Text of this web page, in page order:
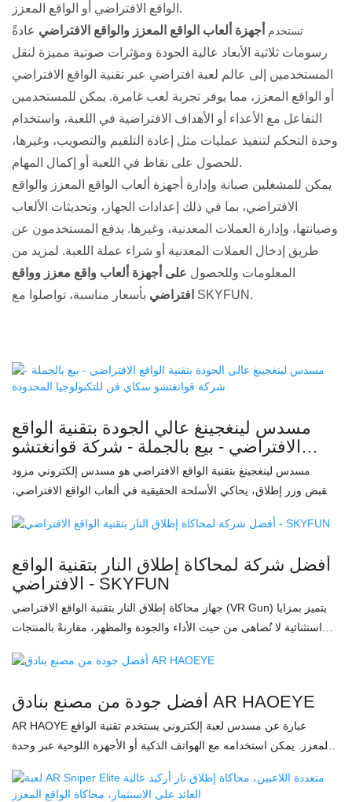
الواقع الافتراضي أو الواقع المعزز.
تستخدم أجهزة ألعاب الواقع المعزز والواقع الافتراضي عادةً
رسومات ثلاثية الأبعاد عالية الجودة ومؤثرات صوتية مميزة لنقل
المستخدمين إلى عالم لعبة افتراضي عبر تقنية الواقع الافتراضي
أو الواقع المعزز، مما يوفر تجربة لعب غامرة. يمكن للمستخدمين
التفاعل مع الأعداء أو الأهداف الافتراضية في اللعبة، واستخدام
وحدة التحكم لتنفيذ عمليات مثل إعادة التلقيم والتصويب، وغيرها،
للحصول على نقاط في اللعبة أو إكمال المهام.
يمكن للمشغلين صيانة وإدارة أجهزة ألعاب الواقع المعزز والواقع
الافتراضي، بما في ذلك إعدادات الجهاز، وتحديثات الألعاب
وصيانتها، وإدارة العملات المعدنية، وغيرها. يدفع المستخدمون عن
طريق إدخال العملات المعدنية أو شراء عملة اللعبة. لمزيد من
المعلومات وللحصول على أجهزة ألعاب واقع معزز وواقع
افتراضي بأسعار مناسبة، تواصلوا مع SKYFUN.
مسدس لينغجينغ عالي الجودة بتقنية الواقع
الافتراضي - بيع بالجملة - شركة قوانغتشو
سكاي فن للتكنولوجيا المحدودة
مسدس لينغجينغ بتقنية الواقع الافتراضي هو مسدس إلكتروني مزود
بمقبض وزر إطلاق، يحاكي الأسلحة الحقيقية في ألعاب الواقع الافتراضي،
مستشعرات وأزرارًا متنوعة تتيح للاعبين التفاعل بشكل أكبر مع عالم
استخدام مسدس الواقع الافتراضي يزيد من واقعية اللعبة ومتعتها، ويجعل
تجربة العالم الافتراضي أكثر واقعية. الميزات: ✅ حقيبة محمولة عالية
الجودة، سهلة الحمل ✅ بطارية ليثيوم فائقة السعة، تدوم طويلًا ✅ سماعة
رأس متكاملة للواقع الافتراضي لتحسين تجربة اللعب حامل ثلاثي عالي
أفضل شركة لمحاكاة إطلاق النار بتقنية الواقع
الافتراضي - SKYFUN
جهاز محاكاة إطلاق النار بتقنية الواقع الافتراضي (VR Gun) يتميز بمزايا
استثنائية لا تُضاهى من حيث الأداء والجودة والمظهر، مقارنةً بالمنتجات
المنتجات السابقة وتُجري عليها تحسينات مستمرة. يمكن تخصيص
وفقًا لاحتياجاتك. يُعد جهاز محاكاة إطلاق النار بتقنية الواقع الافتراضي (VR
Gun) جهاز ألعاب يوفر تجربة إطلاق نار غامرة، وقد صُممت وحدة التحكم
لضمان تحكم دقيق ومرن في ألعاب إطلاق النار. الميزات: ✅ مسدس VR
للتخصيص ✅ إضاءة رائعة وجذابة ✅ محاكاة واقعية لاهتزاز المسدس مع
أفضل جودة من مصنع بنادق AR HAOEYE
AR HAOYE عبارة عن مسدس لعبة إلكتروني يستخدم تقنية الواقع
المعزز. يمكن استخدامه مع الهواتف الذكية أو الأجهزة اللوحية عبر وحدة
حقيقية وممارسة الألعاب فيها. بفضل تقنية الواقع المعزز، يتفاعل مسدس